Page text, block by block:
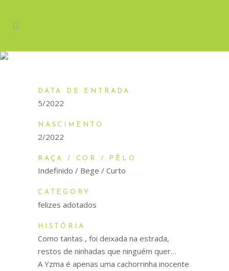
DATA DE ENTRADA
5/2022
NASCIMENTO
2/2022
RAÇA / COR / PÊLO
Indefinido / Bege / Curto
CATEGORY
felizes adotados
HISTÓRIA
Como tantas , foi deixada na estrada,
restos de ninhadas que ninguém quer…
A Yzma é apenas uma cachorrinha inocente